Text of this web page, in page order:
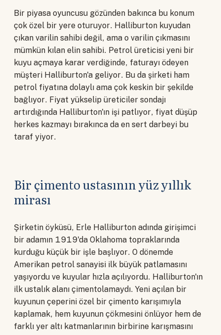
Bir piyasa oyuncusu gözünden bakınca bu konum
çok özel bir yere oturuyor. Halliburton kuyudan
çıkan varilin sahibi değil, ama o varilin çıkmasını
mümkün kılan elin sahibi. Petrol üreticisi yeni bir
kuyu açmaya karar verdiğinde, faturayı ödeyen
müşteri Halliburton'a geliyor. Bu da şirketi ham
petrol fiyatına dolaylı ama çok keskin bir şekilde
bağlıyor. Fiyat yükselip üreticiler sondajı
artırdığında Halliburton'ın işi patlıyor, fiyat düşüp
herkes kazmayı bırakınca da en sert darbeyi bu
taraf yiyor.
Bir çimento ustasının yüz yıllık
mirası
Şirketin öyküsü, Erle Halliburton adında girişimci
bir adamın 1919'da Oklahoma topraklarında
kurduğu küçük bir işle başlıyor. O dönemde
Amerikan petrol sanayisi ilk büyük patlamasını
yaşıyordu ve kuyular hızla açılıyordu. Halliburton'ın
ilk ustalık alanı çimentolamaydı. Yeni açılan bir
kuyunun çeperini özel bir çimento karışımıyla
kaplamak, hem kuyunun çökmesini önlüyor hem de
farklı yer altı katmanlarının birbirine karışmasını